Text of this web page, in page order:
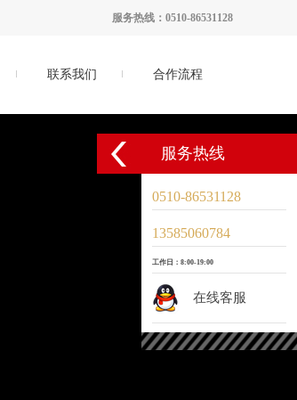
服务热线：0510-86531128
联系我们 合作流程
服务热线
0510-86531128
13585060784
工作日：8:00-19:00
在线客服